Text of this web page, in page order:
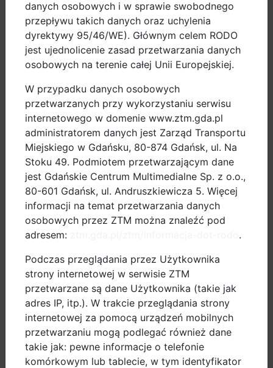
dotyczące zasad udziału w programie, regulamin oraz
odpowiedzi na najczęściej zadawane pytania.
Jak złożyć wniosek?
godz. 23:59. Nabór może jednak zostać zakończony
wcześniej – w przypadku wyczerpania dostępnych
środków. Po zakończeniu naboru przeprowadzona
zostanie weryfikacja zgłoszeń, a osoby
zakwalifikowane do otrzymania dopłaty zostaną
poinformowane o dalszych krokach realizacji
programu.
O przyznaniu dopłaty będzie decydować kolejność
prawidłowo złożonych zgłoszeń, spełniających
charakteru losowania ani konkursu w rozumieniu
przepisów prawa.
Rozliczenie i wypłata środków
Po podpisaniu umowy uczestnik będzie mógł kupić
rower i przedłożyć dokumenty rozliczeniowe, w tym
fakturę potwierdzającą zakup.
danych osobowych i w sprawie swobodnego
przepływu takich danych oraz uchylenia
dyrektywy 95/46/WE). Głównym celem RODO
jest ujednolicenie zasad przetwarzania danych
osobowych na terenie całej Unii Europejskiej.
W przypadku danych osobowych
przetwarzanych przy wykorzystaniu serwisu
internetowego w domenie www.ztm.gda.pl
administratorem danych jest Zarząd Transportu
Miejskiego w Gdańsku, 80-874 Gdańsk, ul. Na
Stoku 49. Podmiotem przetwarzającym dane
jest Gdańskie Centrum Multimedialne Sp. z o.o.,
80-601 Gdańsk, ul. Andruszkiewicza 5. Więcej
informacji na temat przetwarzania danych
osobowych przez ZTM można znaleźć pod
adresem:
.
Podczas przeglądania przez Użytkownika
strony internetowej w serwisie ZTM
przetwarzane są dane Użytkownika (takie jak
adres IP, itp.). W trakcie przeglądania strony
internetowej za pomocą urządzeń mobilnych
przetwarzaniu mogą podlegać również dane
takie jak: pewne informacje o telefonie
komórkowym lub tablecie, w tym identyfikator